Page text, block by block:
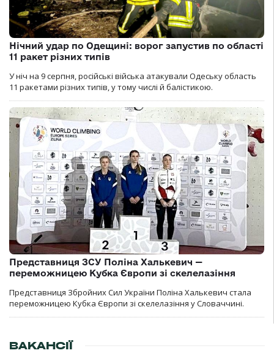
Нічний удар по Одещині: ворог запустив по області
11 ракет різних типів
У ніч на 9 серпня, російські війська атакували Одеську область
11 ракетами різних типів, у тому числі й балістикою.
Представниця ЗСУ Поліна Халькевич —
переможницею Кубка Європи зі скелелазіння
Представниця Збройних Сил України Поліна Халькевич стала
переможницею Кубка Європи зі скелелазіння у Словаччині.
ВАКАНСІЇ